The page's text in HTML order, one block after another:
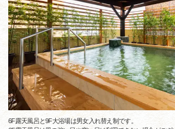
6F露天風呂と9F大浴場は男女入れ替え制です。